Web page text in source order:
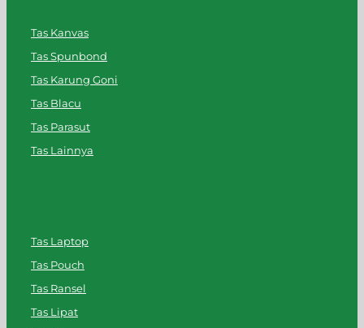
Tas Kanvas
Tas Spunbond
Tas Karung Goni
Tas Blacu
Tas Parasut
Tas Lainnya
Tas Laptop
Tas Pouch
Tas Ransel
Tas Lipat